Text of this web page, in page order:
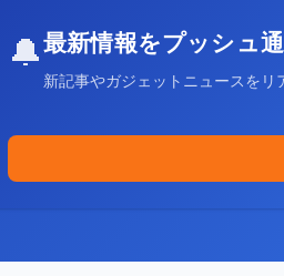
🔔最新情報をプッシュ
新記事やガジェットニュースをリ